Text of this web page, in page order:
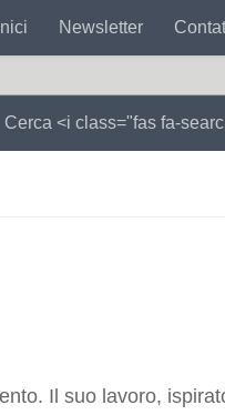
Newsletter
Cerca <i class="fas fa-
Il suo lavoro,